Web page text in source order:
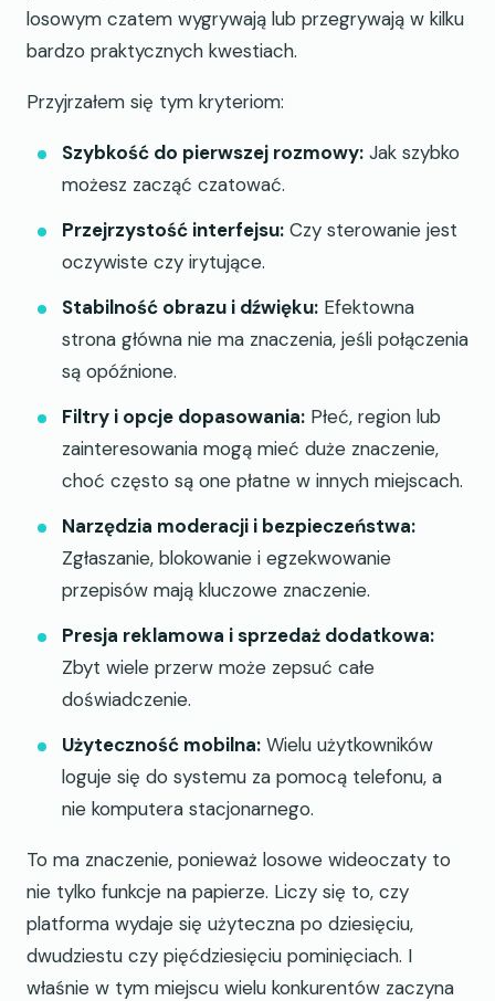
losowym czatem wygrywają lub przegrywają w kilku
bardzo praktycznych kwestiach.
Przyjrzałem się tym kryteriom:
Szybkość do pierwszej rozmowy: Jak szybko
możesz zacząć czatować.
Przejrzystość interfejsu: Czy sterowanie jest
oczywiste czy irytujące.
Stabilność obrazu i dźwięku: Efektowna
strona główna nie ma znaczenia, jeśli połączenia
są opóźnione.
Filtry i opcje dopasowania: Płeć, region lub
zainteresowania mogą mieć duże znaczenie,
choć często są one płatne w innych miejscach.
Narzędzia moderacji i bezpieczeństwa:
Zgłaszanie, blokowanie i egzekwowanie
przepisów mają kluczowe znaczenie.
Presja reklamowa i sprzedaż dodatkowa:
Zbyt wiele przerw może zepsuć całe
doświadczenie.
Użyteczność mobilna: Wielu użytkowników
loguje się do systemu za pomocą telefonu, a
nie komputera stacjonarnego.
To ma znaczenie, ponieważ losowe wideoczaty to
nie tylko funkcje na papierze. Liczy się to, czy
platforma wydaje się użyteczna po dziesięciu,
dwudziestu czy pięćdziesięciu pominięciach. I
właśnie w tym miejscu wielu konkurentów zaczyna